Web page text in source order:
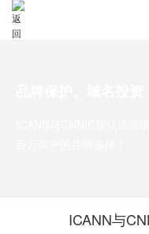
ICANN与